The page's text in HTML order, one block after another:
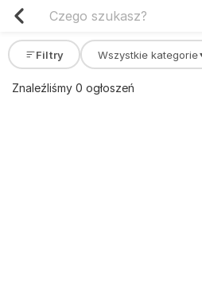
Filtry Wszystkie kategorie
Znaleźliśmy 0 ogłoszeń